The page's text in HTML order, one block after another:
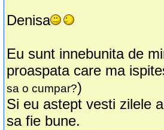
Denisa
Eu sunt innebunita de
proaspata care ma
sa o cumpar?)
Si eu astept vesti zilele
sa fie bune.